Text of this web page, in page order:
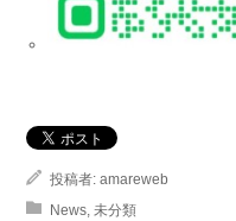
投稿者: amareweb
News, 未分類